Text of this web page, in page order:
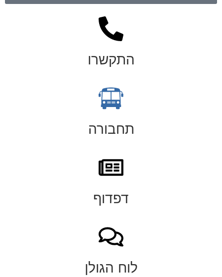
התקשרו
תחבורה
דפדוף
לוח הגולן